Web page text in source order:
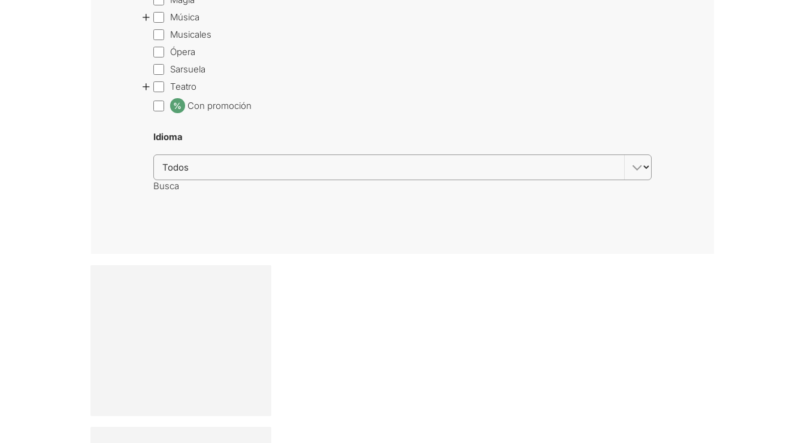
Música
+
Musicales
Ópera
Sarsuela
Teatro
+
% Con promoción
Idioma
Busca